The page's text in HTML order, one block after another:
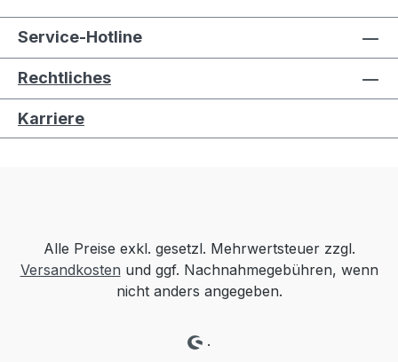
Service-Hotline
Rechtliches
Karriere
Alle Preise exkl. gesetzl. Mehrwertsteuer zzgl.
Versandkosten und ggf. Nachnahmegebühren, wenn
nicht anders angegeben.
.